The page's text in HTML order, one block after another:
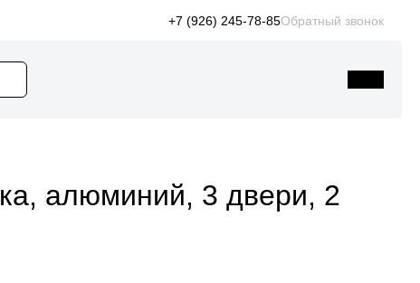
+7 (926) 245-78-85Обратный звонок
алюминий, 3 двери, 2